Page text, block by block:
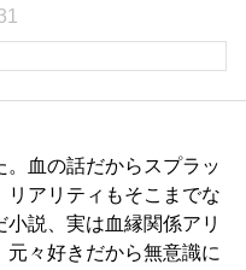
血の話だからスプラッ
リアリティもそこまでな
説、実は血縁関係アリ
々好きだから無意識に